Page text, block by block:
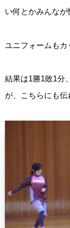
い何とかみんなが
ユニフォームもカ
結果は1勝1敗1分
が、こちらに